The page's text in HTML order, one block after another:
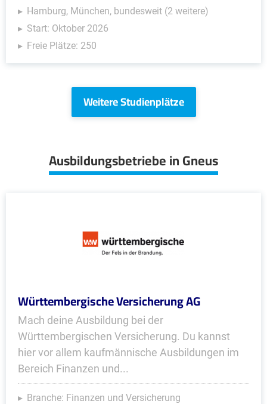
Hamburg, München, bundesweit (2 weitere)
Start: Oktober 2026
Freie Plätze: 250
Weitere Studienplätze
Ausbildungsbetriebe in Gneus
Württembergische Versicherung AG
Mach deine Ausbildung bei der
Württembergischen Versicherung. Du kannst
hier vor allem kaufmännische Ausbildungen im
Bereich Finanzen und...
Branche: Finanzen und Versicherung